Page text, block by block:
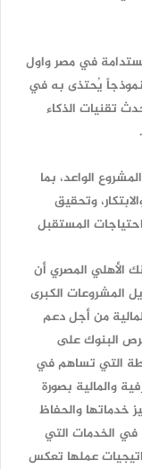
في مصر واول
يُحتذى به في
تقنيات الذكاء
الواعد، بما
وتحقيق
المستقبل
الأهلي المصري أن
المشروعات الكبرى
من أجل دعم
البنوك على
التي تساهم في
والمالية بصورة
خدماتها والحفاظ
في الخدمات التي
عملها تعكس